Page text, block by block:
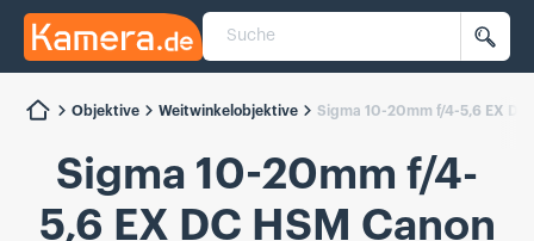
Kamera.de
Suche
Objektive Weitwinkelobjektive Sigma 10-20mm f/4-5,6 EX DC
Sigma 10-20mm f/4-
5,6 EX DC HSM Canon